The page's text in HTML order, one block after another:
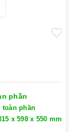
phần
toàn phần
x 598 x 550 mm